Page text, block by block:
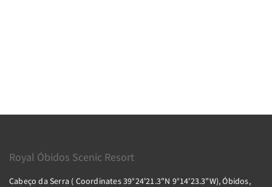
Royal Óbidos Scenic Resort
Cabeço da Serra ( Coordinates 39°24'21.3"N 9°14'23.3"W), Óbidos,